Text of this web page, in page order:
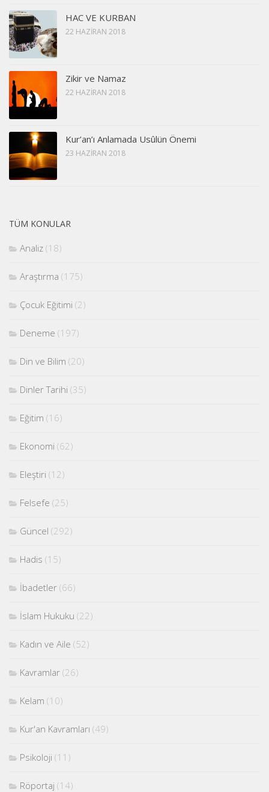
HAC VE KURBAN
22 HAZIRAN 2018
Zikir ve Namaz
22 HAZIRAN 2018
Kur’an’ı Anlamada Usûlün Önemi
23 HAZIRAN 2018
TÜM KONULAR
Analiz (18)
Araştırma (175)
Çocuk Eğitimi (2)
Deneme (197)
Din ve Bilim (20)
Dinler Tarihi (35)
Eğitim (16)
Ekonomi (62)
Eleştiri (12)
Felsefe (25)
Güncel (292)
Hadis (15)
İbadetler (66)
İslam Hukuku (22)
Kadın ve Aile (52)
Kavramlar (26)
Kelam (10)
Kur'an Kavramları (49)
Psikoloji (11)
Röportaj (14)